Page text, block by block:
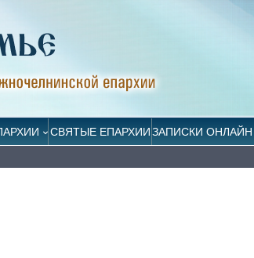
СВЯТЫЕ ЕПАРХИИЗАПИСКИ ОНЛАЙН